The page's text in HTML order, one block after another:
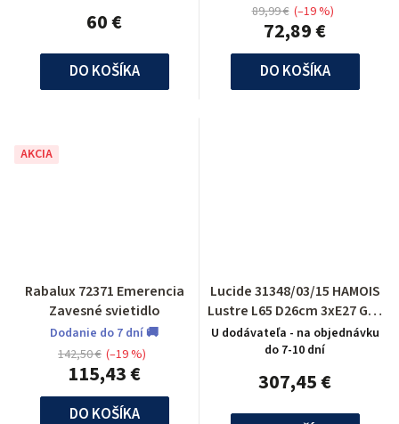
60 €
DO KOŠÍKA
72,89 €
89,99 € (–19 %)
DO KOŠÍKA
AKCIA
Rabalux 72371 Emerencia
Zavesné svietidlo
Dodanie do 7 dní 🚚
115,43 €
142,50 € (–19 %)
DO KOŠÍKA
Lucide 31348/03/15 HAMOIS
Lustre L65 D26cm 3xE27 Gris
Metal
U dodávateľa - na objednávku
do 7-10 dní
307,45 €